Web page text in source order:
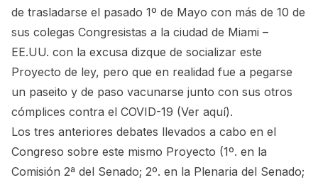
de trasladarse el pasado 1º de Mayo con más de 10 de
sus colegas Congresistas a la ciudad de Miami –
EE.UU. con la excusa dizque de socializar este
Proyecto de ley, pero que en realidad fue a pegarse
un paseito y de paso vacunarse junto con sus otros
cómplices contra el COVID-19 (Ver aquí).
Los tres anteriores debates llevados a cabo en el
Congreso sobre este mismo Proyecto (1º. en la
Comisión 2ª del Senado; 2º. en la Plenaria del Senado;